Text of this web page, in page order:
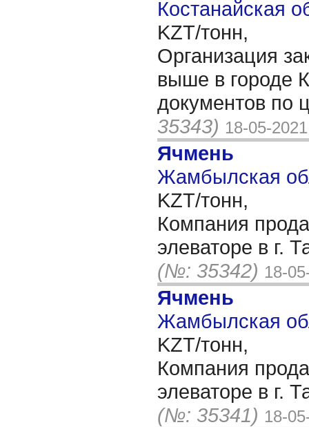
Костанайская
KZT/тонн,
Организация
выше в городе
документов по
35343) 18-05-2021
Ячмень
Жамбылская
KZT/тонн,
Компания
элеваторе в г.
(№: 35342) 18-
Ячмень
Жамбылская
KZT/тонн,
Компания
элеваторе в г.
(№: 35341) 18-